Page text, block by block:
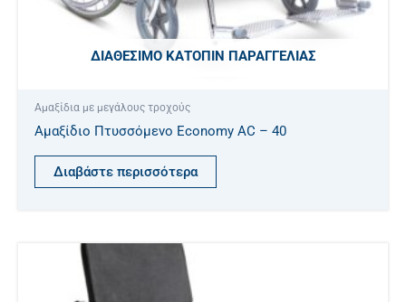
ΔΙΑΘΈΣΙΜΟ ΚΑΤΌΠΙΝ ΠΑΡΑΓΓΕΛΊΑΣ
Αμαξίδια με μεγάλους τροχούς
Αμαξίδιο Πτυσσόμενο Economy AC – 40
Διαβάστε περισσότερα